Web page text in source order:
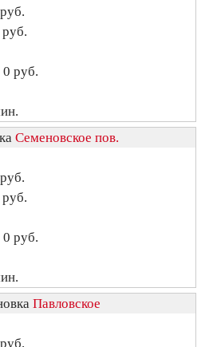
0 руб.
Семеновское пов.
0 руб.
Павловское